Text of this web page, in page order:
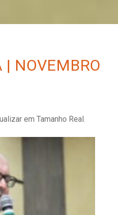
| NOVEMBRO
em Tamanho Real.